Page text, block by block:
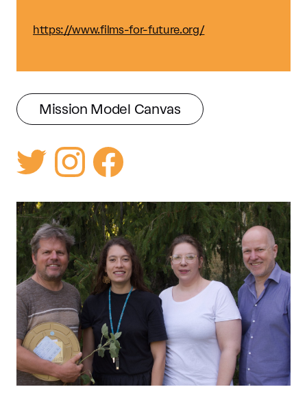
https://www.films-for-future.org/
Mission Model Canvas